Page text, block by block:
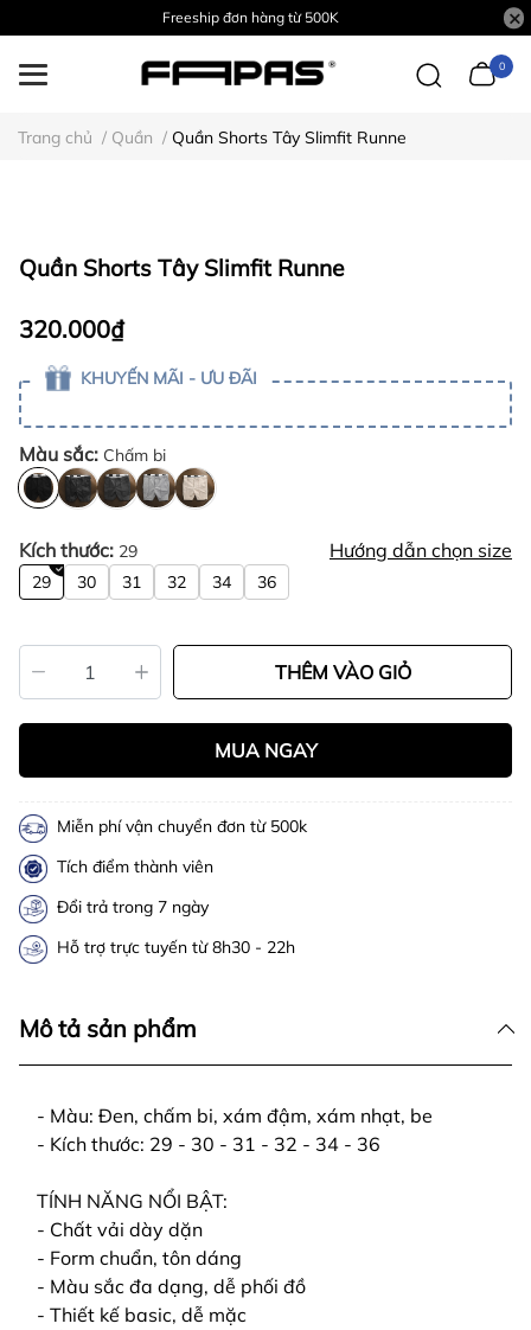
Freeship đơn hàng từ 500K
0
Trang chủ / Quần / Quần Shorts Tây Slimfit Runne
Quần Shorts Tây Slimfit Runne
320.000₫
KHUYẾN MÃI - ƯU ĐÃI
Màu sắc: Chấm bi
Kích thước: 29 Hướng dẫn chọn size
29 30 31 32 34 36
THÊM VÀO GIỎ
MUA NGAY
Miễn phí vận chuyển đơn từ 500k
Tích điểm thành viên
Đổi trả trong 7 ngày
Hỗ trợ trực tuyến từ 8h30 - 22h
Mô tả sản phẩm
- Màu: Đen, chấm bi, xám đậm, xám nhạt, be
- Kích thước: 29 - 30 - 31 - 32 - 34 - 36
TÍNH NĂNG NỔI BẬT:
- Chất vải dày dặn
- Form chuẩn, tôn dáng
- Màu sắc đa dạng, dễ phối đồ
- Thiết kế basic, dễ mặc